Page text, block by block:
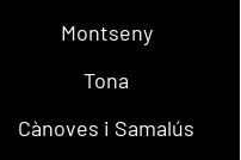
Montseny
Tona
Cànoves i Samalús